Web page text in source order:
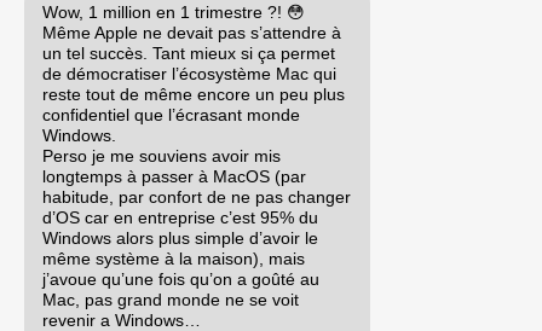
Wow, 1 million en 1 trimestre ?! 😳
Même Apple ne devait pas s’attendre à
un tel succès. Tant mieux si ça permet
de démocratiser l’écosystème Mac qui
reste tout de même encore un peu plus
confidentiel que l’écrasant monde
Windows.
Perso je me souviens avoir mis
longtemps à passer à MacOS (par
habitude, par confort de ne pas changer
d’OS car en entreprise c’est 95% du
Windows alors plus simple d’avoir le
même système à la maison), mais
j’avoue qu’une fois qu’on a goûté au
Mac, pas grand monde ne se voit
revenir a Windows…